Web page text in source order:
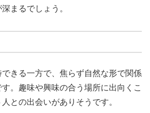
まるでしょう。
きる一方で、焦らず自然な形で関係
。趣味や興味の合う場所に出向くこ
との出会いがありそうです。